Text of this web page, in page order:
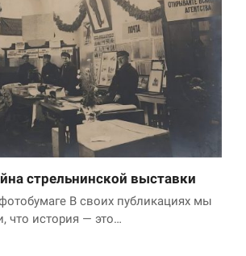
стрельнинской выставки
В своих публикациях мы
что история — это…